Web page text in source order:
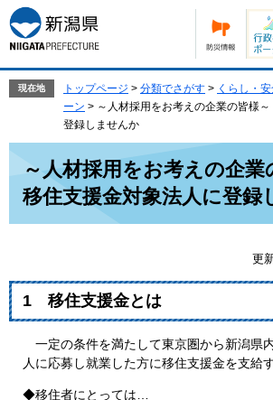
ー
ジ
の
す。
ニ
ュ
ー
し
現在地 トップページ > 分類でさがす > くらし・
ーン > ～人材採用をお考えの企業の皆様
登録しませんか
～人材採用をお考えの企
移住支援金対象法人に登録
更
1 移住支援金とは
一定の条件を満たして東京圏から新潟県
人に応募し就業した方に移住支援金を支給
◆移住者にとっては…